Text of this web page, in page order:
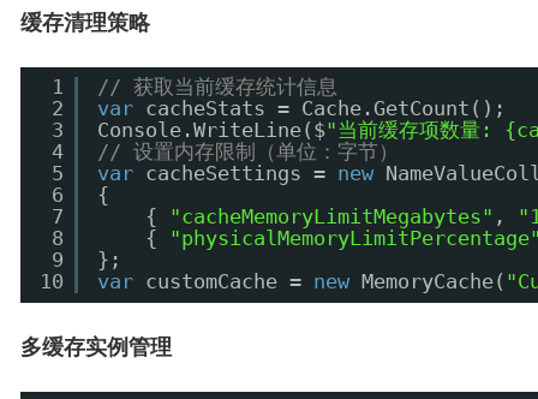
缓存清理策略
1
2
3
4
5
6
7
8
9
10
// 获取当前缓存统计信息
var cacheStats = Cache.GetCount();
Console.WriteLine($"当前缓存项数量:
// 设置内存限制（单位：字节）
var cacheSettings = new
{
{ "cacheMemoryLimitMegabytes" ,
{
};
var customCache = new MemoryCache(
多缓存实例管理